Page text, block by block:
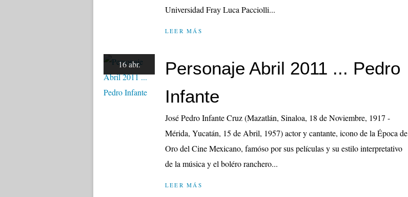
Universidad Fray Luca Pacciolli...
LEER MÁS
16 abr.
Personaje Abril 2011 ... Pedro
Infante
José Pedro Infante Cruz (Mazatlán, Sinaloa, 18 de Noviembre, 1917 -
Mérida, Yucatán, 15 de Abril, 1957) actor y cantante, icono de la Época de
Oro del Cine Mexicano, famóso por sus películas y su estilo interpretativo
de la música y el boléro ranchero...
LEER MÁS